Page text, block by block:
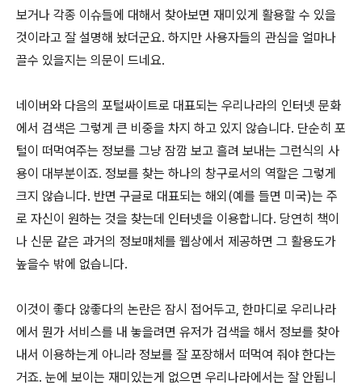
보거나 각종 이슈들에 대해서 찾아보면 재미있게 활용할 수 있을
것이라고 잘 설명해 놨더군요. 하지만 사용자들의 관심을 얼마나
끌수 있을지는 의문이 드네요.
네이버와 다음의 포털싸이트로 대표되는 우리나라의 인터넷 문화
에서 검색은 그렇게 큰 비중을 차지 하고 있지 않습니다. 단순히 포
털이 떠먹여주는 정보를 그냥 잠깜 보고 흘려 보내는 그런식의 사
용이 대부분이죠. 정보를 찾는 하나의 창구로서의 역할은 그렇게
크지 않습니다. 반면 구글로 대표되는 해외(예를 들면 미국)는 주
로 자신이 원하는 것을 찾는데 인터넷을 이용합니다. 당연히 책이
나 신문 같은 과거의 정보매체를 웹상에서 제공하면 그 활용도가
높을수 밖에 없습니다.
이것이 좋다 않좋다의 논란은 잠시 접어두고, 한마디로 우리나라
에서 뭔가 서비스를 내 놓을려면 유저가 검색을 해서 정보를 찾아
내서 이용하는게 아니라 정보를 잘 포장해서 떠먹여 줘야 한다는
거죠. 눈에 보이는 재미있는게 없으면 우리나라에서는 잘 안됩니